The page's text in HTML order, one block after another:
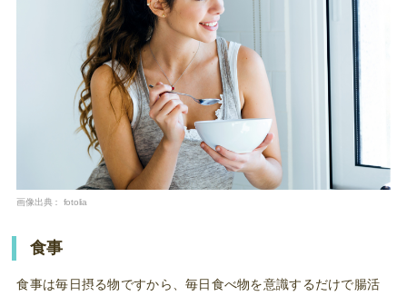
画像出典： fotolia
食事
食事は毎日摂る物ですから、毎日食べ物を意識するだけで腸活